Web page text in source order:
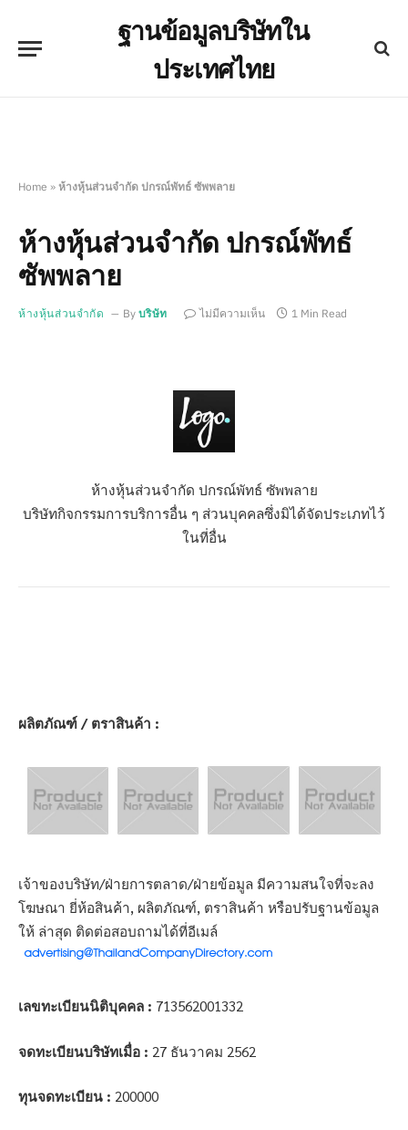
ฐานข้อมูลบริษัทใน
ประเทศไทย
Home » ห้างหุ้นส่วนจำกัด ปกรณ์พัทธ์ ซัพพลาย
ห้างหุ้นส่วนจำกัด ปกรณ์พัทธ์
ซัพพลาย
ห้างหุ้นส่วนจำกัด By บริษัท ไม่มีความเห็น 1 Min Read
ห้างหุ้นส่วนจำกัด ปกรณ์พัทธ์ ซัพพลาย
บริษัทกิจกรรมการบริการอื่น ๆ ส่วนบุคคลซึ่งมิได้จัดประเภทไว้
ในที่อื่น
ผลิตภัณฑ์ / ตราสินค้า :
เจ้าของบริษัท/ฝ่ายการตลาด/ฝ่ายข้อมูล มีความสนใจที่จะลง
โฆษณา ยี่ห้อสินค้า, ผลิตภัณฑ์, ตราสินค้า หรือปรับฐานข้อมูล
ให้ ล่าสุด ติดต่อสอบถามได้ที่อีเมล์
เลขทะเบียนนิติบุคคล : 713562001332
จดทะเบียนบริษัทเมื่อ : 27 ธันวาคม 2562
ทุนจดทะเบียน : 200000